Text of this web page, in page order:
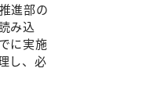
進部の
み込
に実施
し、必